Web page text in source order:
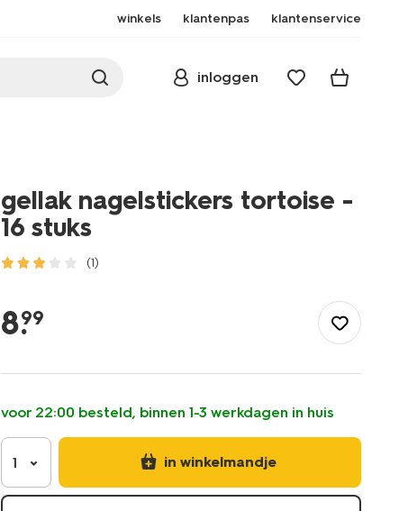
winkels klantenpas klantenservice
inloggen
gellak nagelstickers tortoise -
16 stuks
(1)
up/nagellak/special-
-
-16-
stuks-
8.
99
voor 22:00 besteld, binnen 1-3 werkdagen in huis
1 in winkelmandje